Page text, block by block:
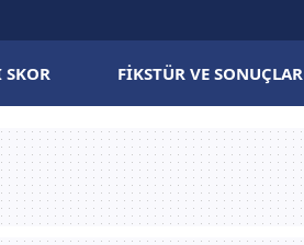
SKOR FIKSTÜR VE SONUÇLAR